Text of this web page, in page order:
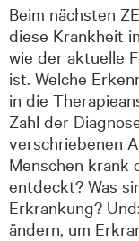
Beim nächsten
diese Krankheit
wie der aktuelle
ist. Welche
in die
Zahl der
verschriebenen
Menschen krank
entdeckt? Was
Erkrankung?
ändern, um